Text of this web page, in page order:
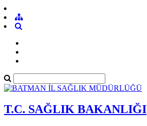
T.C. SAĞLIK BAKANLIĞI